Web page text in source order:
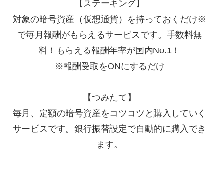
【ステーキング】
対象の暗号資産（仮想通貨）を持っておくだけ※
で毎月報酬がもらえるサービスです。手数料無
料！もらえる報酬年率が国内No.1！
※報酬受取をONにするだけ
【つみたて】
毎月、定額の暗号資産をコツコツと購入していく
サービスです。銀行振替設定で自動的に購入でき
ます。